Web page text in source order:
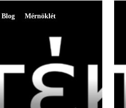
Blog Mérnöklét